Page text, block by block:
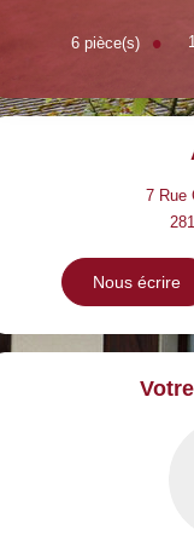
6 pièce(s)
7 Rue
Nous écrire